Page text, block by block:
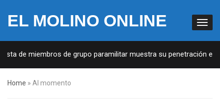
EL MOLINO ONLINE
de miembros de grupo paramilitar muestra su penetración en la
Home » Al momento